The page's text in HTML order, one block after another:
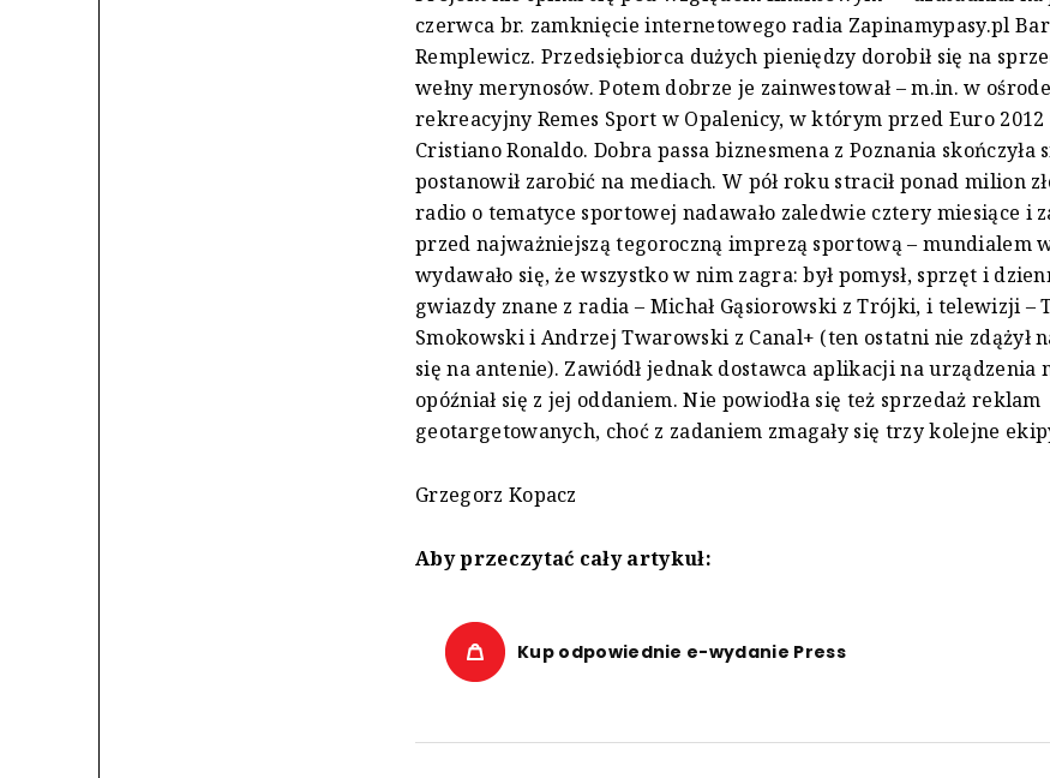
czerwca br. zamknięcie internetowego radia Zapinamypasy.pl
Remplewicz. Przedsiębiorca dużych pieniędzy dorobił się na
wełny merynosów. Potem dobrze je zainwestował – m.in. w
rekreacyjny Remes Sport w Opalenicy, w którym przed Euro 2012
Cristiano Ronaldo. Dobra passa biznesmena z Poznania skończyła
postanowił zarobić na mediach. W pół roku stracił ponad milion
radio o tematyce sportowej nadawało zaledwie cztery miesiące i
przed najważniejszą tegoroczną imprezą sportową – mundialem
wydawało się, że wszystko w nim zagra: był pomysł, sprzęt i
gwiazdy znane z radia – Michał Gąsiorowski z Trójki, i telewizji –
Smokowski i Andrzej Twarowski z Canal+ (ten ostatni nie zdążył
się na antenie). Zawiódł jednak dostawca aplikacji na urządzenia
opóźniał się z jej oddaniem. Nie powiodła się też sprzedaż reklam
geotargetowanych, choć z zadaniem zmagały się trzy kolejne
Grzegorz Kopacz
Aby przeczytać cały artykuł:
Kup odpowiednie e-wydanie Press